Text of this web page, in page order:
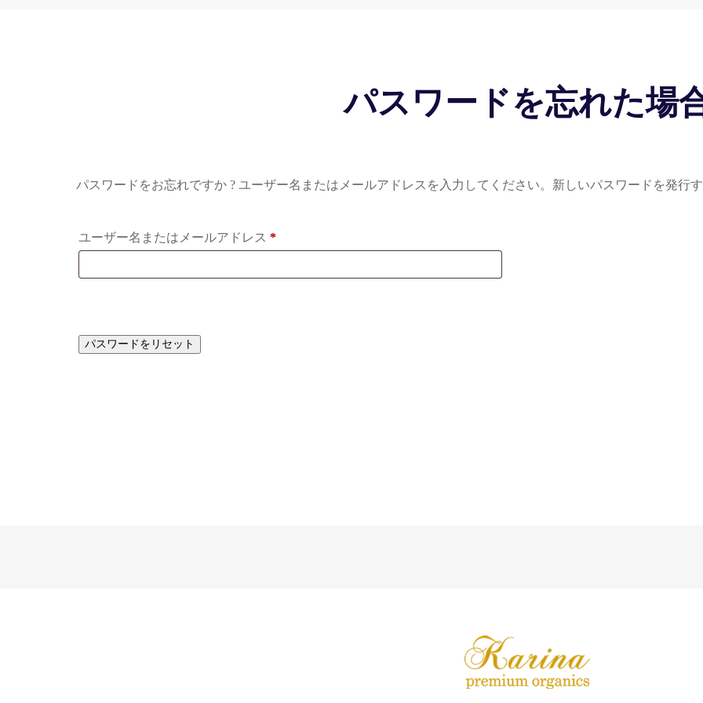
パスワードを忘れた場
パスワードをお忘れですか ? ユーザー名またはメールアドレスを入力してください。新しいパスワードを発行
ユーザー名またはメールアドレス *必
パスワードをリセット